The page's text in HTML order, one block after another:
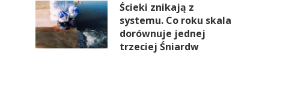
Ścieki znikają z
systemu. Co roku skala
dorównuje jednej
trzeciej Śniardw